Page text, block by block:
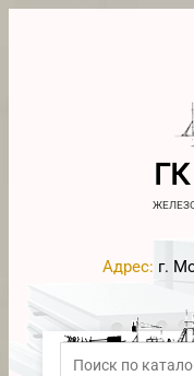
Адрес: г.